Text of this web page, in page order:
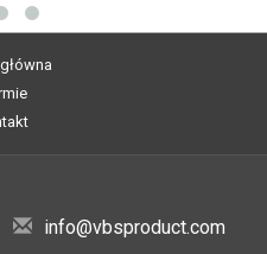
info@vbsproduct.com